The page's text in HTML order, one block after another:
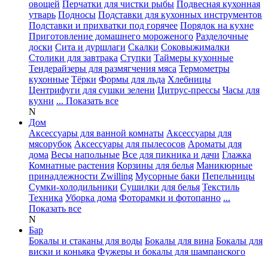
овощей Перчатки для чистки рыбы Подвесная кухонная
утварь Подносы Подставки для кухонных инструментов
Подставки и прихватки под горячее Порядок на кухне
Приготовление домашнего мороженого Разделочные
доски Сита и дуршлаги Скалки Соковыжималки
Столики для завтрака Ступки Таймеры кухонные
Тендерайзеры для размягчения мяса Термометры
кухонные Тёрки Формы для льда Хлебницы
Центрифуги для сушки зелени Цитрус-прессы Часы для
кухни ... Показать все
N
Дом
Аксессуары для ванной комнаты Аксессуары для
мясорубок Аксессуары для пылесосов Ароматы для
дома Весы напольные Все для пикника и дачи Глажка
Комнатные растения Корзины для белья Маникюрные
принадлежности Zwilling Мусорные баки Пепельницы
Сумки-холодильники Сушилки для белья Текстиль
Техника Уборка дома Фоторамки и фотопанно ...
Показать все
N
Бар
Бокалы и стаканы для воды Бокалы для вина Бокалы для
виски и коньяка Фужеры и бокалы для шампанского